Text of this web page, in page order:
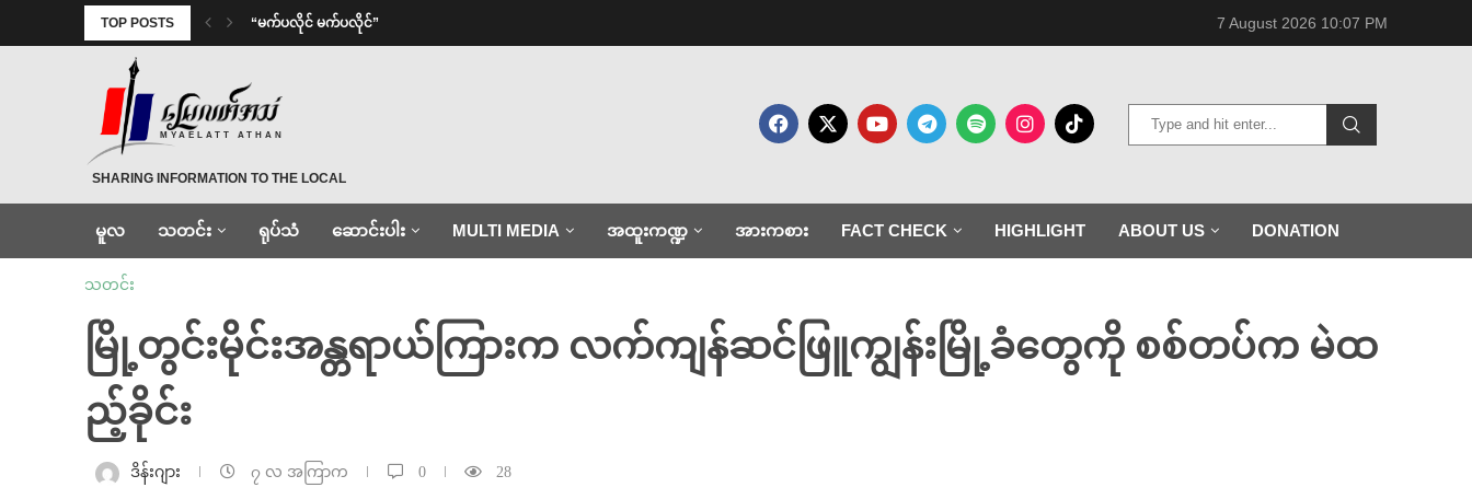
TOP POSTS ⁨ ⁨“မက်ပလိုင် မက်ပလိုင်” 7 August 2026 10:07 PM
MYAELATT ATHAN
SHARING INFORMATION TO THE LOCAL
မူလ သတင်း ရုပ်သံ ဆောင်းပါး MULTI MEDIA အထူးကဏ္ဍ အားကစား FACT CHECK HIGHLIGHT ABOUT US DONATION
သတင်း
မြို့တွင်းမိုင်းအန္တရာယ်ကြားက လက်ကျန်ဆင်ဖြူကျွန်းမြို့ခံတွေကို စစ်တပ်က မဲထ
ည့်ခိုင်း
ဒိန်းဂျား ၇ လ အကြာက 0 28